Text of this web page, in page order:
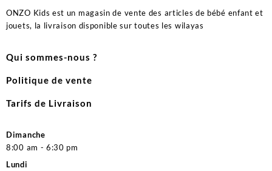
ONZO Kids est un magasin de vente des articles de bébé enfant et
jouets, la livraison disponible sur toutes les wilayas
Qui sommes-nous ?
Politique de vente
Tarifs de Livraison
Dimanche
8:00 am - 6:30 pm
Lundi